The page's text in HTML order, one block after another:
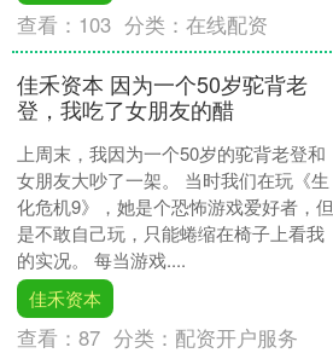
查看： 103 分类：在线配资
佳禾资本 因为一个50岁驼背老
登，我吃了女朋友的醋
上周末，我因为一个50岁的驼背老登和
女朋友大吵了一架。 当时我们在玩《生
化危机9》，她是个恐怖游戏爱好者，但
是不敢自己玩，只能蜷缩在椅子上看我
的实况。 每当游戏....
佳禾资本
查看：87 分类： 配资开户服务